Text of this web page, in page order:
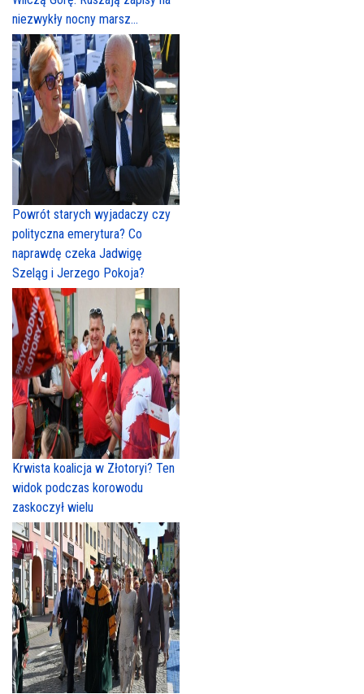
niezwykły nocny marsz...
Powrót starych wyjadaczy czy
polityczna emerytura? Co
naprawdę czeka Jadwigę
Szeląg i Jerzego Pokoja?
Krwista koalicja w Złotoryi? Ten
widok podczas korowodu
zaskoczył wielu